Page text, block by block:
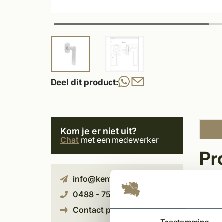
Deel dit product:
Kom je er niet uit?
Chat met een medewerker
info@kempiq.nl
0488 - 759011
Contact pagina
Deze